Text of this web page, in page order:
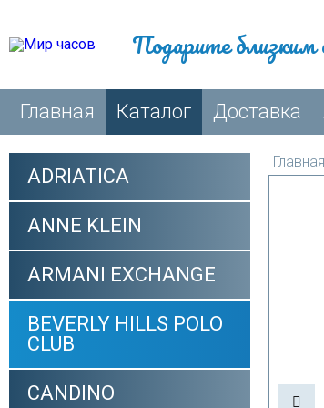
Подарите близким
Главная Каталог Доставка
ADRIATICA
ANNE KLEIN
ARMANI EXCHANGE
BEVERLY HILLS POLO
CLUB
CANDINO
Главная